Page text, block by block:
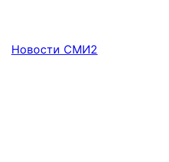
Новости СМИ2